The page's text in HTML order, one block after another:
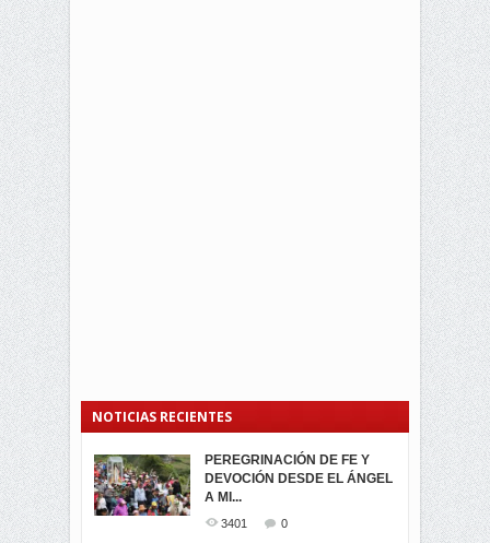
NOTICIAS RECIENTES
PEREGRINACIÓN DE FE Y
DEVOCIÓN DESDE EL ÁNGEL
A MI...
3401 0
PROCESIÓN DE LA VIRGEN
DE LA CARIDAD 2024
3063
SEGUNDA VUELTA
ELECCIONES
PRESIDENCIALES 2023 EN
M...